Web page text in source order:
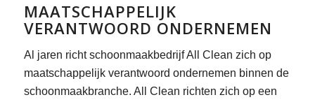
MAATSCHAPPELIJK
VERANTWOORD ONDERNEMEN
Al jaren richt schoonmaakbedrijf All Clean zich op
maatschappelijk verantwoord ondernemen binnen de
schoonmaakbranche. All Clean richten zich op een